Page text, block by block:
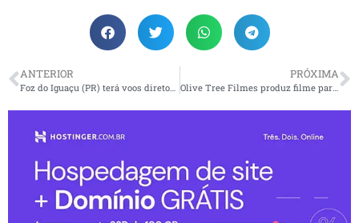
ANTERIOR PRÓXIMA
Olive Tree Filmes produz filme para TOPMIND com ajuda de IA